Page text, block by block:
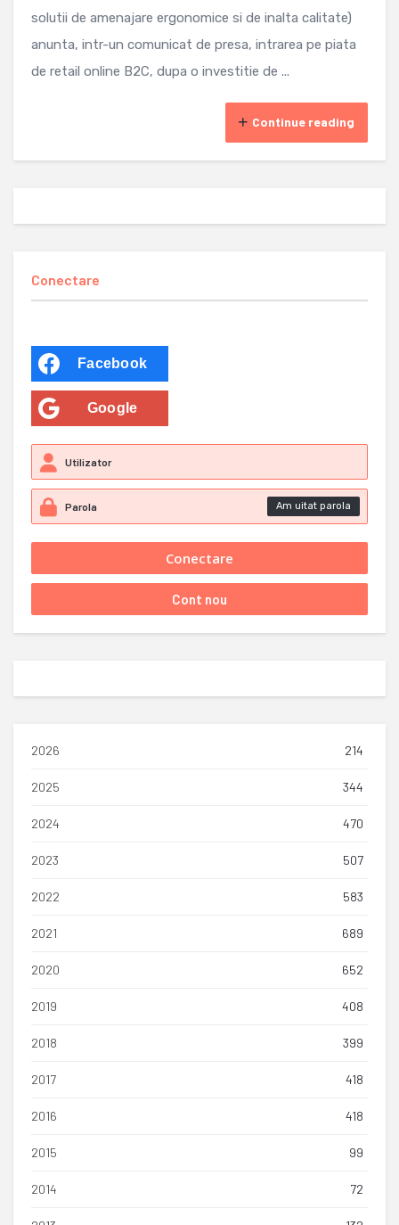
solutii de amenajare ergonomice si de inalta calitate)
anunta, intr-un comunicat de presa, intrarea pe piata
de retail online B2C, dupa o investitie de ...
Continue reading
Conectare
Facebook
Google
Am uitat parola
2026 214
2025 344
2024 470
2023 507
2022 583
2021 689
2020 652
2019 408
2018 399
2017 418
2016 418
2015 99
2014 72